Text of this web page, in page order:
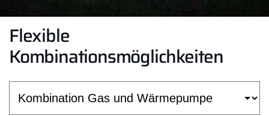
Flexible
Kombinationsmöglichkeiten